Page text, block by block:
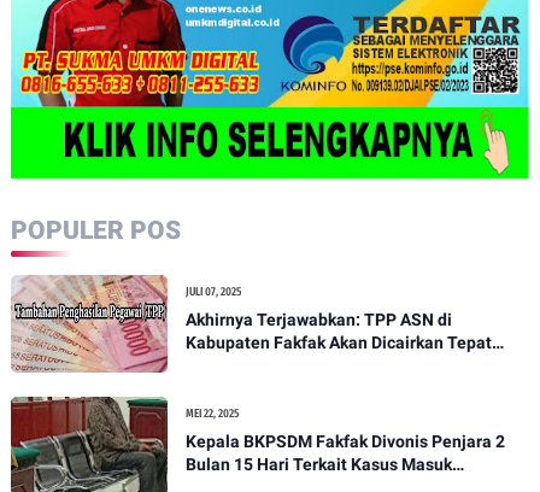
POPULER POS
JULI 07, 2025
Akhirnya Terjawabkan: TPP ASN di
Kabupaten Fakfak Akan Dicairkan Tepat
MEI 22, 2025
Kepala BKPSDM Fakfak Divonis Penjara 2
Bulan 15 Hari Terkait Kasus Masuk